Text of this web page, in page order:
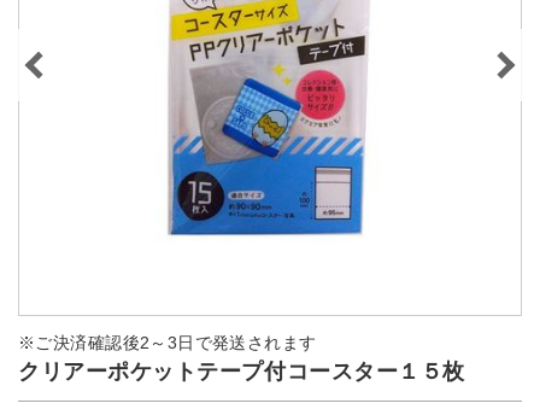
※ご決済確認後2～3日で発送されます
クリアーポケットテープ付コースター１５枚